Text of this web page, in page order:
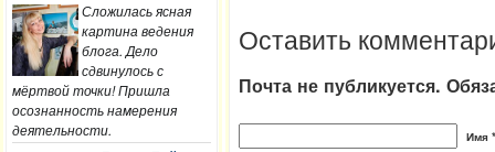
Сложилась ясная
картина ведения
блога. Дело
сдвинулось с
мёртвой точки! Пришла
осознанность намерения
деятельности.
Оставить
Почта не публикуется.
Имя *